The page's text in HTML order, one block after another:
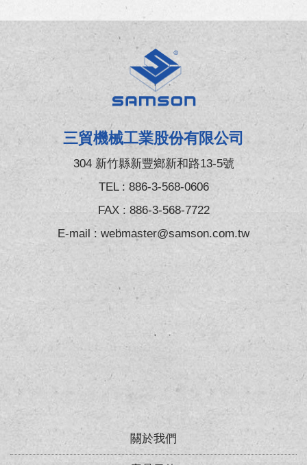
三貿機械工業股份有限公司
304 新竹縣新豐鄉新和路13-5號
TEL : 886-3-568-0606
FAX : 886-3-568-7722
E-mail : webmaster@samson.com.tw
關於我們